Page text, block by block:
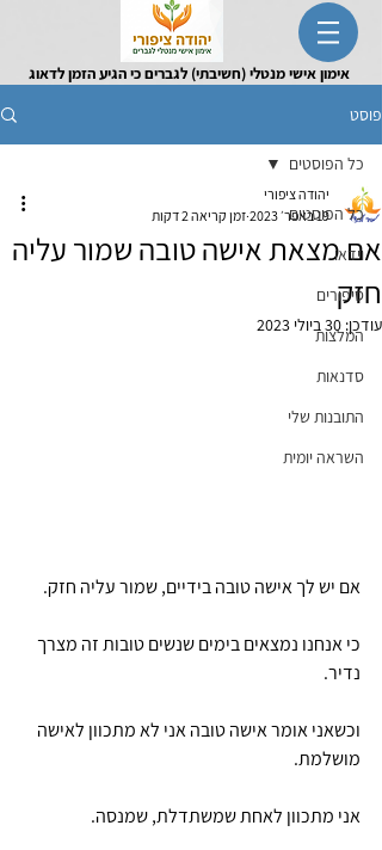
אימון אישי מנטלי (חשיבתי) לגברים כי הגיע הזמן לדאוג
פוסט
כל הפוסטים
וידאו
סיפורים
המלצות
סדנאות
התובנות שלי
השראה יומית
כל הפוסטים
אם מצאת אישה טובה שמור עליה
חזק
יהודה ציפורי
19 באפר׳ 2023
זמן קריאה 2 דקות
עודכן: 30 ביולי 2023
אם יש לך אישה טובה בידיים, שמור עליה חזק.
כי אנחנו נמצאים בימים שנשים טובות זה מצרך
נדיר.
וכשאני אומר אישה טובה אני לא מתכוון לאישה
מושלמת.
אני מתכוון לאחת שמשתדלת, שמנסה.